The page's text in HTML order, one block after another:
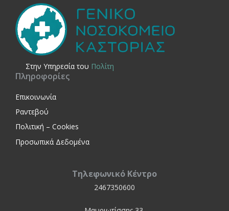
Στην Yπηρεσία του Πολίτη
Πληροφορίες
Επικοινωνία
Ραντεβού
Πολιτική – Cookies
Προσωπικά Δεδομένα
Τηλεφωνικό Κέντρο
2467350600